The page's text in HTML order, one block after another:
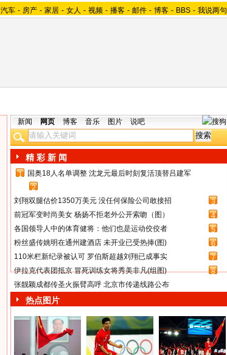
汽车 - 房产 - 家居 - 女人 - 视频 - 播客 - 邮件 - 博客 - BBS - 我说两句
新闻 网页 博客 音乐 图片 说吧
精 彩 新 闻
1
国奥18人名单调整 沈龙元最后时刻复活顶替吕建军
2
刘翔双腿估价1350万美元 没任何保险公司敢接招
3
前冠军变时尚美女 杨扬不拒老外公开索吻（图）
4
各国领导人中的体育健将：他们也是运动佼佼者
5
粉丝盛传姚明在通州建酒店 未开业已受热捧(图)
6
110米栏新纪录被认可 罗伯斯超越刘翔已成事实
7
伊拉克代表团抵京 冒死训练女将秀美非凡(组图)
8
张靓颖成都传圣火振臂高呼 北京市传递线路公布
热点图片